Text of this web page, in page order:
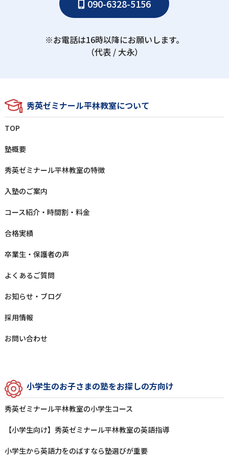
090-6328-5156
※お電話は16時以降にお願いします。
（代表 / ⼤永）
秀英ゼミナール平林教室について
TOP
塾概要
秀英ゼミナール平林教室の特徴
⼊塾のご案内
コース紹介・時間割・料⾦
合格実績
卒業⽣‧保護者の声
よくあるご質問
お知らせ‧ブログ
採⽤情報
お問い合わせ
⼩学⽣のお⼦さまの塾をお探しの⽅向け
秀英ゼミナール平林教室の⼩学⽣コース
【小学生向け】秀英ゼミナール平林教室の英語指導
⼩学⽣から英語⼒をのばすなら塾選びが重要